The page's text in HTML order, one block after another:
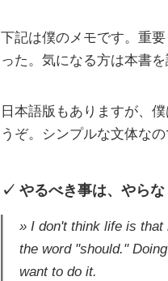
下記は僕のメモです。重
った。気になる方は本書を
日本語版もありますが、
うぞ。シンプルな文体な
やるべき事は、やら
I don't think life is
the word "should."
want to do it.